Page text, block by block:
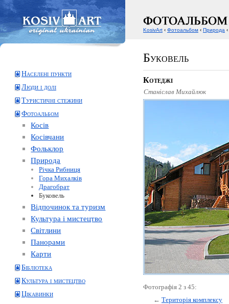
Буковель
Населені пункти
Люди і долі
Туристичні стежини
Фотоальбом
Косів
Косівчани
Фольклор
Природа
Річка Рибниця
Гора Михалків
Драгобрат
Буковель
Відпочинок та туризм
Культура і мистецтво
Світлини
Панорами
Карти
Бібліотека
Культура і мистецтво
Цікавинки
Котеджі
Станіслав Михайлюк
Фотографія 2 з 45:
← Територія комплексу
KosivArt ‹ Фотоальбом ‹ Природа